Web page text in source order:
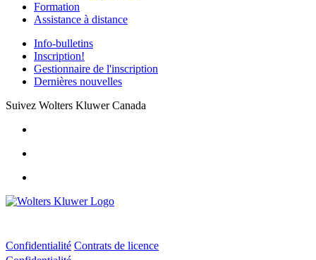
Formation
Assistance à distance
Info-bulletins
Inscription!
Gestionnaire de l'inscription
Dernières nouvelles
Suivez Wolters Kluwer Canada
Confidentialité Contrats de licence